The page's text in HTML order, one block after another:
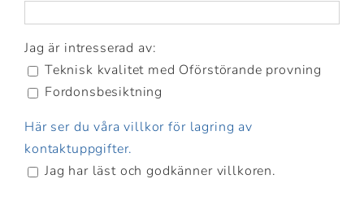
Jag är intresserad av:
Teknisk kvalitet med Oförstörande provning
Fordonsbesiktning
Här ser du våra villkor för lagring av
kontaktuppgifter.
Jag har läst och godkänner villkoren.